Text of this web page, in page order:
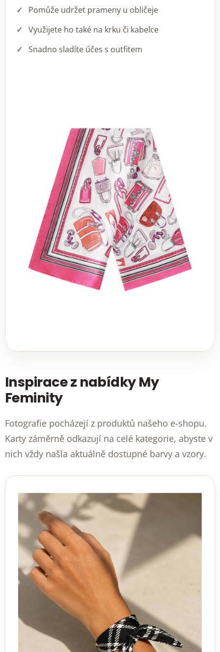
Pomůže udržet prameny u obličeje
Využijete ho také na krku či kabelce
Snadno sladíte účes s outfitem
Inspirace z nabídky My
Feminity
Fotografie pocházejí z produktů našeho e-shopu.
Karty záměrně odkazují na celé kategorie, abyste v
nich vždy našla aktuálně dostupné barvy a vzory.